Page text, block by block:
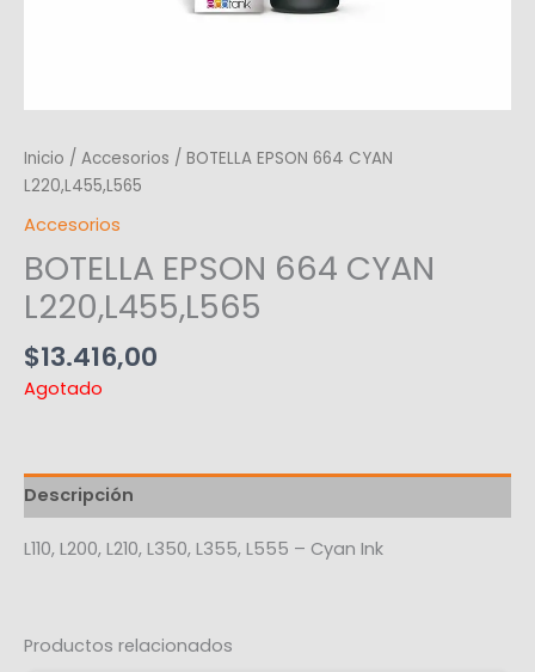
Inicio / Accesorios / BOTELLA EPSON 664 CYAN
L220,L455,L565
Accesorios
BOTELLA EPSON 664 CYAN
L220,L455,L565
$13.416,00
Agotado
Descripción
L110, L200, L210, L350, L355, L555 – Cyan Ink
Productos relacionados